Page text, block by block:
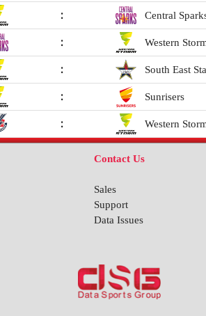
: Central
: Western
: South East
: Sunrisers
: Western
تشكيلة الفريق
Contact Us
Sales
Support
Data Issues